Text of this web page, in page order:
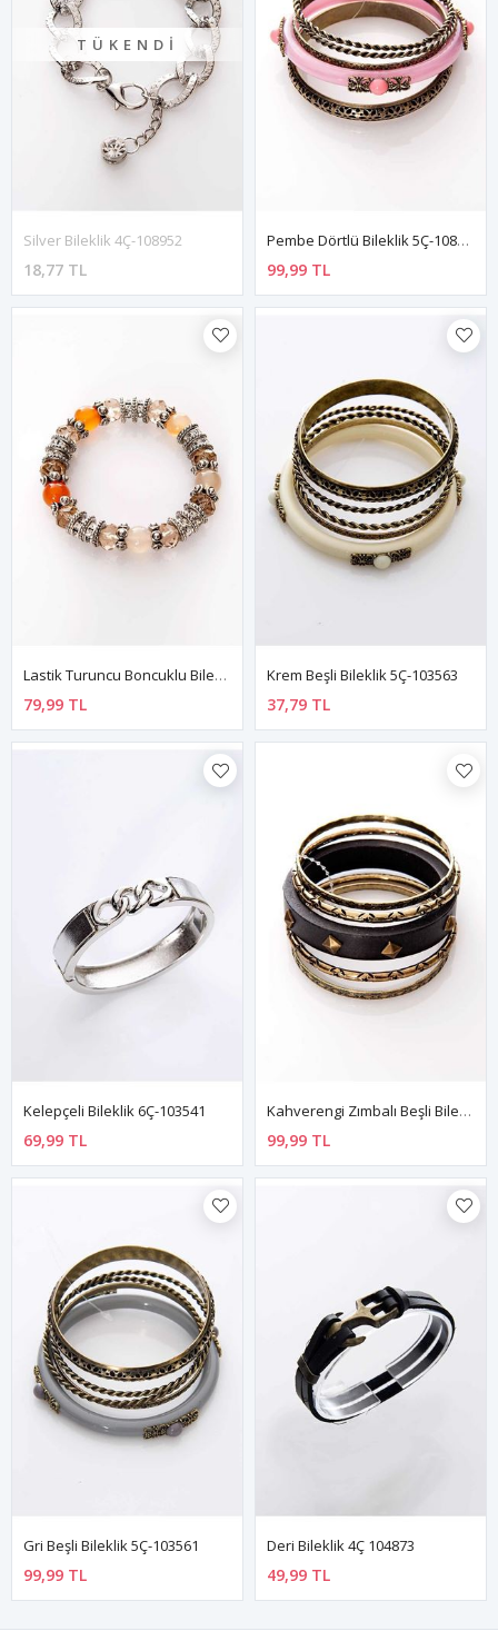
TÜKENDI
Silver Bileklik 4Ç-108952
18,77 TL
Pembe Dörtlü Bileklik 5Ç-108905
99,99 TL
Lastik Turuncu Boncuklu Bileklik 4Ç-108946
79,99 TL
Krem Beşli Bileklik 5Ç-103563
37,79 TL
Kelepçeli Bileklik 6Ç-103541
69,99 TL
Kahverengi Zımbalı Beşli Bileklik 6Ç-108889
99,99 TL
Gri Beşli Bileklik 5Ç-103561
99,99 TL
Deri Bileklik 4Ç 104873
49,99 TL